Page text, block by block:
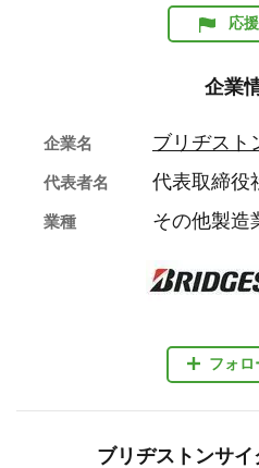
応
企業
フォロ
企業名 ブリヂスト
代表者名 代表取締
業種 その他製造
ブリヂストンサ